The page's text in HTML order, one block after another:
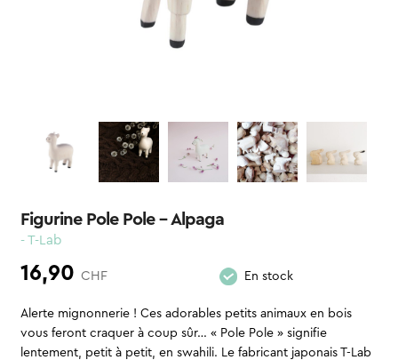
Figurine Pole Pole – Alpaga
- T-Lab
16,90 CHF En stock
Alerte mignonnerie ! Ces adorables petits animaux en bois
vous feront craquer à coup sûr… « Pole Pole » signifie
lentement, petit à petit, en swahili. Le fabricant japonais T-Lab